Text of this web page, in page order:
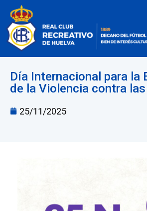
Día Internacional para la
de la Violencia contra
25/11/2025